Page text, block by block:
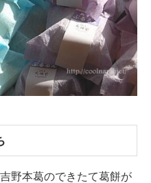
野本葛のできたて葛餅が